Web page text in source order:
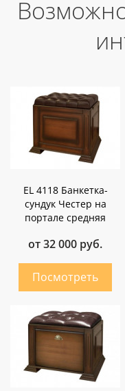
EL 4118 Банкетка-
сундук Честер на
портале средняя
от 32 000 руб.